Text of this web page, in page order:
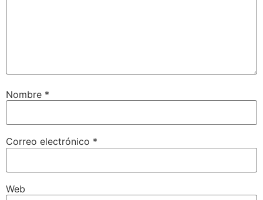
Nombre *
Correo electrónico *
Web